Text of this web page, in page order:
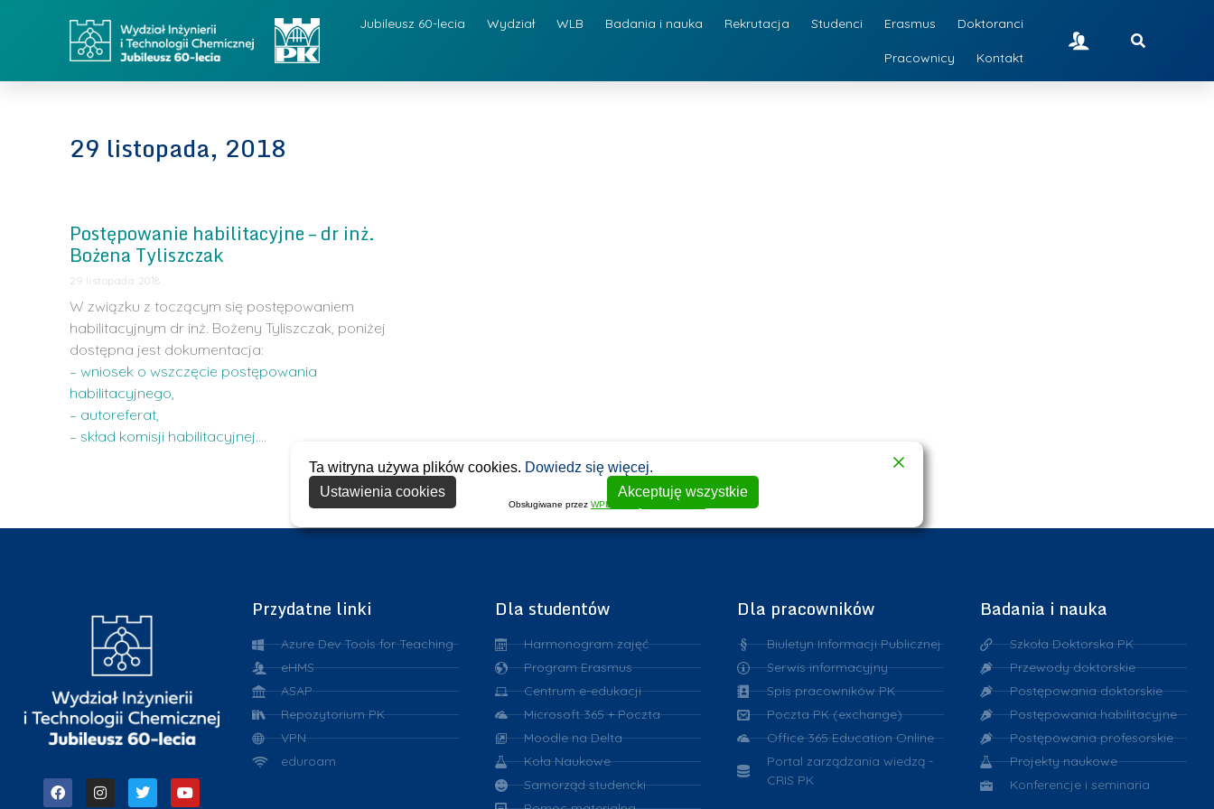
Jubileusz 60-lecia Wydział WLB Badania i nauka Rekrutacja Studenci Erasmus Doktoranci
Pracownicy Kontakt
29 listopada, 2018
Postępowanie habilitacyjne – dr inż.
Bożena Tyliszczak
29 listopada 2018
W związku z toczącym się postępowaniem
habilitacyjnym dr inż. Bożeny Tyliszczak, poniżej
dostępna jest dokumentacja:
– wniosek o wszczęcie postępowania
habilitacyjnego,
– autoreferat,
– skład komisji habilitacyjnej.…
Przydatne linki
Azure Dev Tools for Teaching
eHMS
ASAP
Repozytorium PK
VPN
eduroam
Dla studentów
Harmonogram zajęć
Program Erasmus
Centrum e-edukacji
Microsoft 365 + Poczta
Moodle na Delta
Koła Naukowe
Samorząd studencki
Dla pracowników
Biuletyn Informacji Publicznej
Serwis informacyjny
Spis pracowników PK
Poczta PK (exchange)
Office 365 Education Online
Portal zarządzania wiedzą -
CRIS PK
Badania i nauka
Szkoła Doktorska PK
Przewody doktorskie
Postępowania doktorskie
Postępowania habilitacyjne
Postępowania profesorskie
Projekty naukowe
Konferencje i seminaria
Ta witryna używa plików cookies. Dowiedz się więcej.
Ustawienia cookies
Akceptuję wszystkie
Obsługiwane przez WPLP Compliance Platform